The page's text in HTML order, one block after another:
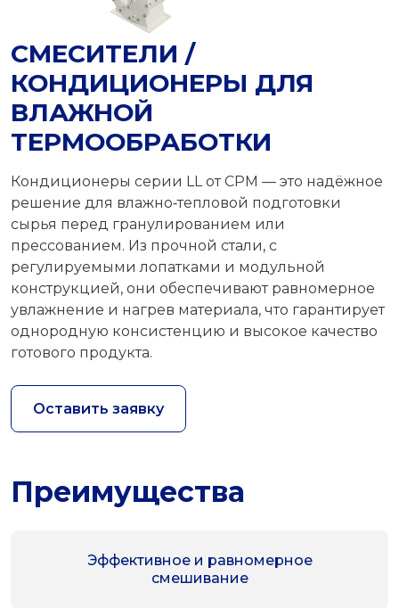
СМЕСИТЕЛИ /
КОНДИЦИОНЕРЫ ДЛЯ
ВЛАЖНОЙ
ТЕРМООБРАБОТКИ
Кондиционеры серии LL от CPM — это надёжное
решение для влажно‑тепловой подготовки
сырья перед гранулированием или
прессованием. Из прочной стали, с
регулируемыми лопатками и модульной
конструкцией, они обеспечивают равномерное
увлажнение и нагрев материала, что гарантирует
однородную консистенцию и высокое качество
готового продукта.
Оставить заявку
Преимущества
Эффективное и равномерное
смешивание